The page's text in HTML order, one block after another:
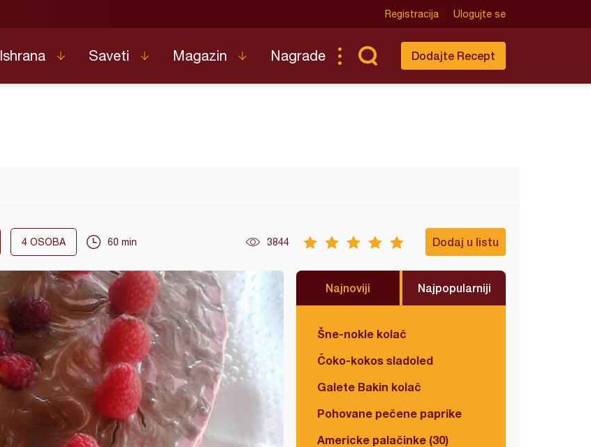
Registracija Ulogujte se
Ishrana Saveti Magazin Nagrade Dodajte Recept
4 OSOBA 60 min 3844 Dodaj u listu
Najnoviji Najpopularniji
Šne-nokle kolač
Čoko-kokos sladoled
Galete Bakin kolač
Pohovane pečene paprike
Americke palačinke (30)